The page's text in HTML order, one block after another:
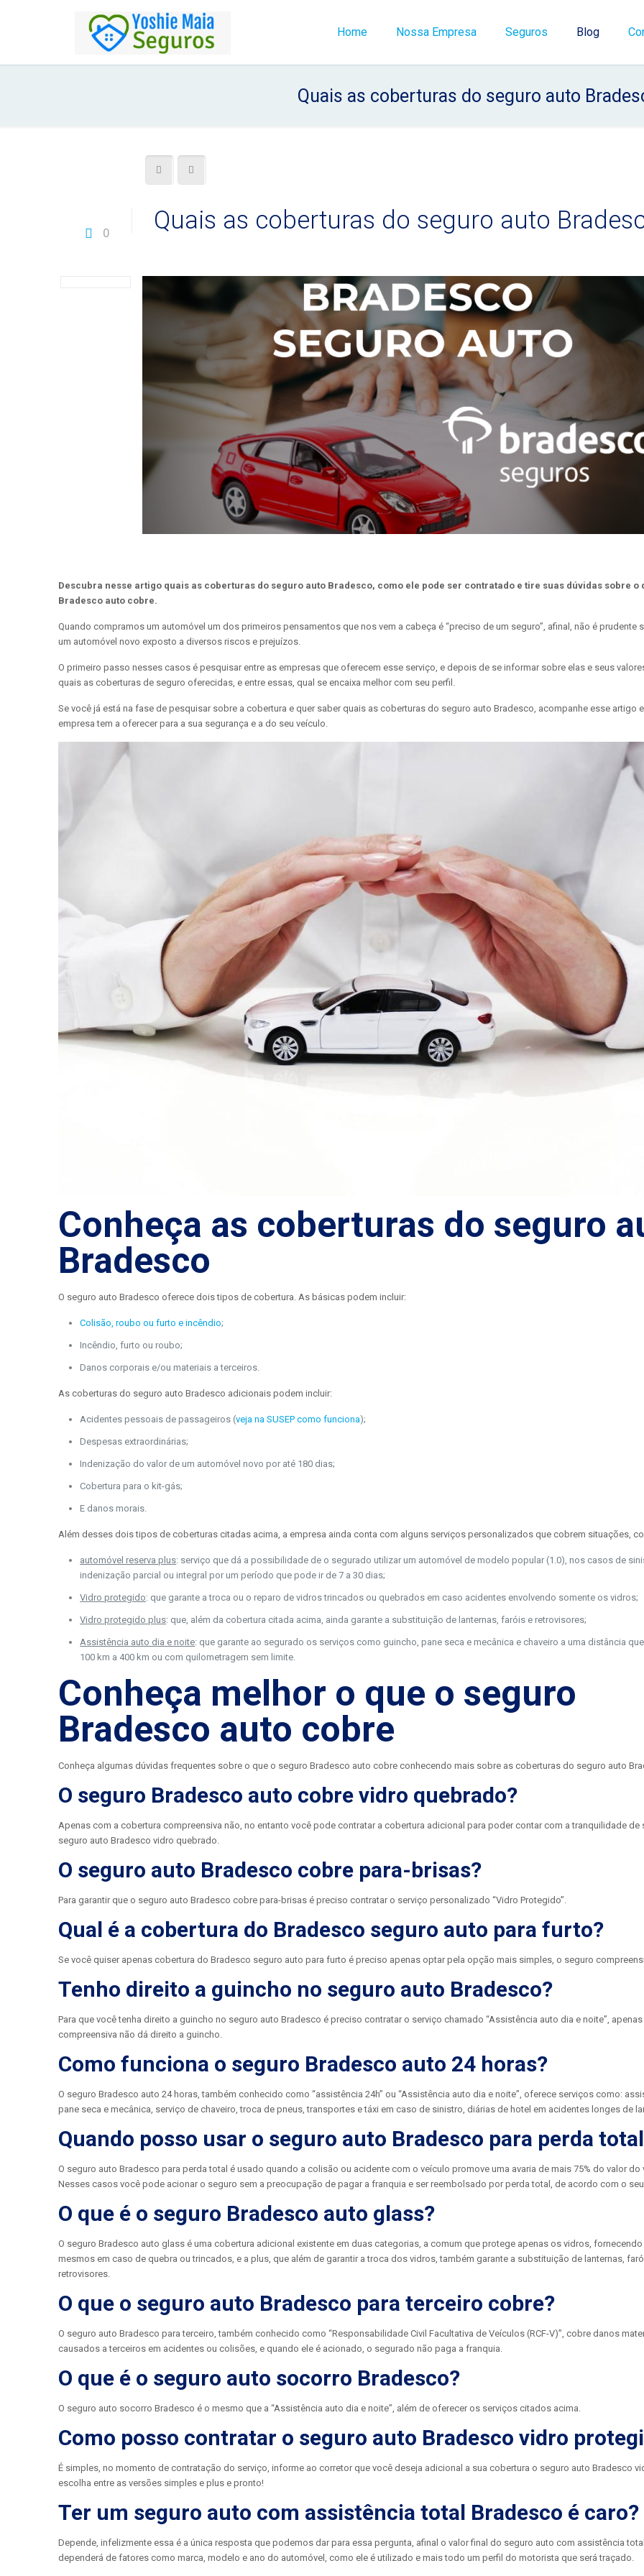
Home Nossa Empresa Seguros Blog
Quais as coberturas do seguro auto
0 Quais as coberturas do seguro auto
Descubra nesse artigo quais as coberturas do seguro auto Bradesco, como ele pode ser contratado e tire suas dúvidas sobre o
Bradesco auto cobre.
Quando compramos um automóvel um dos primeiros pensamentos que nos vem a cabeça é “preciso de um seguro”, afinal, não é prudente
um automóvel novo exposto a diversos riscos e prejuízos.
O primeiro passo nesses casos é pesquisar entre as empresas que oferecem esse serviço, e depois de se informar sobre elas e seus
quais as coberturas de seguro oferecidas, e entre essas, qual se encaixa melhor com seu perfil.
Se você já está na fase de pesquisar sobre a cobertura e quer saber quais as coberturas do seguro auto Bradesco, acompanhe esse artigo
empresa tem a oferecer para a sua segurança e a do seu veículo.
Conheça as coberturas do seguro
Bradesco
O seguro auto Bradesco oferece dois tipos de cobertura. As básicas podem incluir:
Colisão, roubo ou furto e incêndio;
Incêndio, furto ou roubo;
Danos corporais e/ou materiais a terceiros.
As coberturas do seguro auto Bradesco adicionais podem incluir:
Acidentes pessoais de passageiros (veja na SUSEP como funciona);
Despesas extraordinárias;
Indenização do valor de um automóvel novo por até 180 dias;
Cobertura para o kit-gás;
E danos morais.
Além desses dois tipos de coberturas citadas acima, a empresa ainda conta com alguns serviços personalizados que cobrem situações,
automóvel reserva plus: serviço que dá a possibilidade de o segurado utilizar um automóvel de modelo popular (1.0), nos casos de
indenização parcial ou integral por um período que pode ir de 7 a 30 dias;
Vidro protegido: que garante a troca ou o reparo de vidros trincados ou quebrados em caso acidentes envolvendo somente os vidros;
Vidro protegido plus: que, além da cobertura citada acima, ainda garante a substituição de lanternas, faróis e retrovisores;
Assistência auto dia e noite: que garante ao segurado os serviços como guincho, pane seca e mecânica e chaveiro a uma distância
100 km a 400 km ou com quilometragem sem limite.
Conheça melhor o que o seguro
Bradesco auto cobre
Conheça algumas dúvidas frequentes sobre o que o seguro Bradesco auto cobre conhecendo mais sobre as coberturas do seguro auto
O seguro Bradesco auto cobre vidro quebrado?
Apenas com a cobertura compreensiva não, no entanto você pode contratar a cobertura adicional para poder contar com a tranquilidade de
seguro auto Bradesco vidro quebrado.
O seguro auto Bradesco cobre para-brisas?
Para garantir que o seguro auto Bradesco cobre para-brisas é preciso contratar o serviço personalizado “Vidro Protegido”.
Qual é a cobertura do Bradesco seguro auto para furto?
Se você quiser apenas cobertura do Bradesco seguro auto para furto é preciso apenas optar pela opção mais simples, o seguro
Tenho direito a guincho no seguro auto Bradesco?
Para que você tenha direito a guincho no seguro auto Bradesco é preciso contratar o serviço chamado “Assistência auto dia e noite”,
compreensiva não dá direito a guincho.
Como funciona o seguro Bradesco auto 24 horas?
O seguro Bradesco auto 24 horas, também conhecido como “assistência 24h” ou “Assistência auto dia e noite”, oferece serviços como:
pane seca e mecânica, serviço de chaveiro, troca de pneus, transportes e táxi em caso de sinistro, diárias de hotel em acidentes longes de
Quando posso usar o seguro auto Bradesco para perda
O seguro auto Bradesco para perda total é usado quando a colisão ou acidente com o veículo promove uma avaria de mais 75% do valor do
Nesses casos você pode acionar o seguro sem a preocupação de pagar a franquia e ser reembolsado por perda total, de acordo com o
O que é o seguro Bradesco auto glass?
O seguro Bradesco auto glass é uma cobertura adicional existente em duas categorias, a comum que protege apenas os vidros,
mesmos em caso de quebra ou trincados, e a plus, que além de garantir a troca dos vidros, também garante a substituição de lanternas,
retrovisores.
O que o seguro auto Bradesco para terceiro cobre?
O seguro auto Bradesco para terceiro, também conhecido como “Responsabilidade Civil Facultativa de Veículos (RCF-V)”, cobre danos
causados a terceiros em acidentes ou colisões, e quando ele é acionado, o segurado não paga a franquia.
O que é o seguro auto socorro Bradesco?
O seguro auto socorro Bradesco é o mesmo que a “Assistência auto dia e noite”, além de oferecer os serviços citados acima.
Como posso contratar o seguro auto Bradesco vidro
É simples, no momento de contratação do serviço, informe ao corretor que você deseja adicional a sua cobertura o seguro auto Bradesco
escolha entre as versões simples e plus e pronto!
Ter um seguro auto com assistência total Bradesco é caro?
Depende, infelizmente essa é a única resposta que podemos dar para essa pergunta, afinal o valor final do seguro auto com assistência
dependerá de fatores como marca, modelo e ano do automóvel, como ele é utilizado e mais todo um perfil do motorista que será traçado.